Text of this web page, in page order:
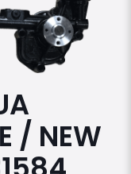
/ NEW